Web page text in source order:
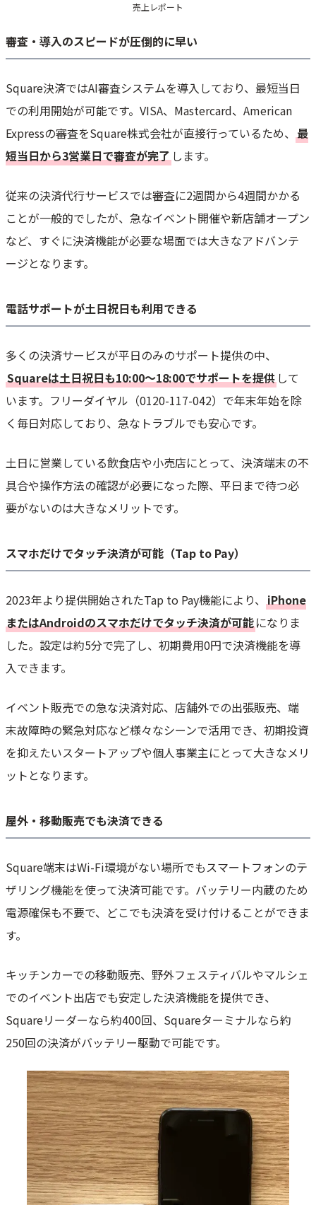
売上レポート
審査・導入のスピードが圧倒的に早い
Square決済ではAI審査システムを導入しており、最短当日
での利用開始が可能です。VISA、Mastercard、American
Expressの審査をSquare株式会社が直接行っているため、 最
短当日から3営業日で審査が完了 します。
従来の決済代行サービスでは審査に2週間から4週間かかる
ことが一般的でしたが、急なイベント開催や新店舗オープン
など、すぐに決済機能が必要な場面では大きなアドバンテ
ージとなります。
電話サポートが土日祝日も利用できる
多くの決済サービスが平日のみのサポート提供の中、
Squareは土日祝日も10:00〜18:00でサポートを提供 して
います。フリーダイヤル（0120-117-042）で年末年始を除
く毎日対応しており、急なトラブルでも安心です。
土日に営業している飲食店や小売店にとって、決済端末の不
具合や操作方法の確認が必要になった際、平日まで待つ必
要がないのは大きなメリットです。
スマホだけでタッチ決済が可能（Tap to Pay）
2023年より提供開始されたTap to Pay機能により、 iPhone
またはAndroidのスマホだけでタッチ決済が可能になりま
した。設定は約5分で完了し、初期費用0円で決済機能を導
入できます。
イベント販売での急な決済対応、店舗外での出張販売、端
末故障時の緊急対応など様々なシーンで活用でき、初期投資
を抑えたいスタートアップや個人事業主にとって大きなメリ
ットとなります。
屋外・移動販売でも決済できる
Square端末はWi-Fi環境がない場所でもスマートフォンのテ
ザリング機能を使って決済可能です。バッテリー内蔵のため
電源確保も不要で、どこでも決済を受け付けることができま
す。
キッチンカーでの移動販売、野外フェスティバルやマルシェ
でのイベント出店でも安定した決済機能を提供でき、
Squareリーダーなら約400回、Squareターミナルなら約
250回の決済がバッテリー駆動で可能です。